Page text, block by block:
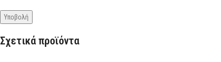
Σχετικά προϊόντα